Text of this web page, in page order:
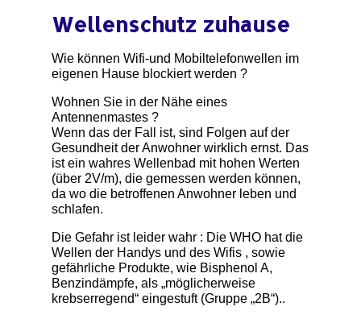
Wellenschutz zuhause
Wie können Wifi-und Mobiltelefonwellen im
eigenen Hause blockiert werden ?
Wohnen Sie in der Nähe eines
Antennenmastes ?
Wenn das der Fall ist, sind Folgen auf der
Gesundheit der Anwohner wirklich ernst. Das
ist ein wahres Wellenbad mit hohen Werten
(über 2V/m), die gemessen werden können,
da wo die betroffenen Anwohner leben und
schlafen.
Die Gefahr ist leider wahr : Die WHO hat die
Wellen der Handys und des Wifis , sowie
gefährliche Produkte, wie Bisphenol A,
Benzindämpfe, als „möglicherweise
krebserregend“ eingestuft (Gruppe „2B“)..